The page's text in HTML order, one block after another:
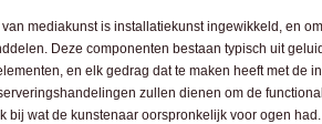
mediakunst is installatiekunst ingewikkeld, en
Deze componenten bestaan typisch uit
en elk gedrag dat te maken heeft met de
zullen dienen om de
bij wat de kunstenaar oorspronkelijk voor ogen had.